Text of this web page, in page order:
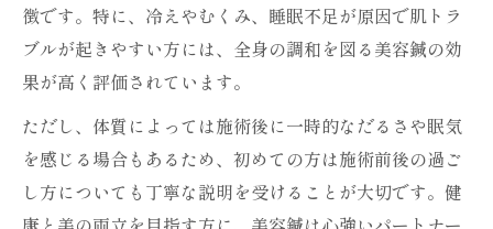
徴です。特に、冷えやむくみ、睡眠不足が原因で肌トラ
ブルが起きやすい方には、全身の調和を図る美容鍼の効
果が高く評価されています。
ただし、体質によっては施術後に一時的なだるさや眠気
を感じる場合もあるため、初めての方は施術前後の過ご
し方についても丁寧な説明を受けることが大切です。健